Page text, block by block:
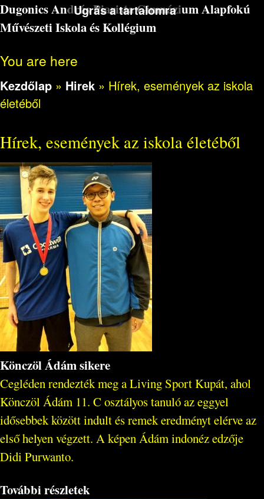
Ugrás a tartalomra
Dugonics András Piarista Gimnázium Alapfokú
Művészeti Iskola és Kollégium
You are here
Kezdőlap » Hirek » Hírek, események az iskola
életéből
Hírek, események az iskola életéből
Könczöl Ádám sikere
Cegléden rendezték meg a Living Sport Kupát, ahol
Könczöl Ádám 11. C osztályos tanuló az eggyel
idősebbek között indult és remek eredményt elérve az
első helyen végzett. A képen Ádám indonéz edzője
Didi Purwanto.
További részletek